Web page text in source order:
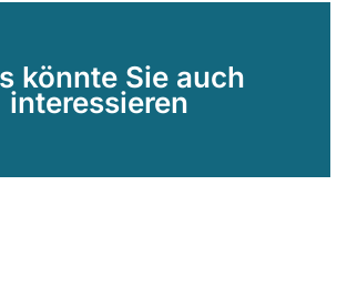
könnte Sie auch
interessieren